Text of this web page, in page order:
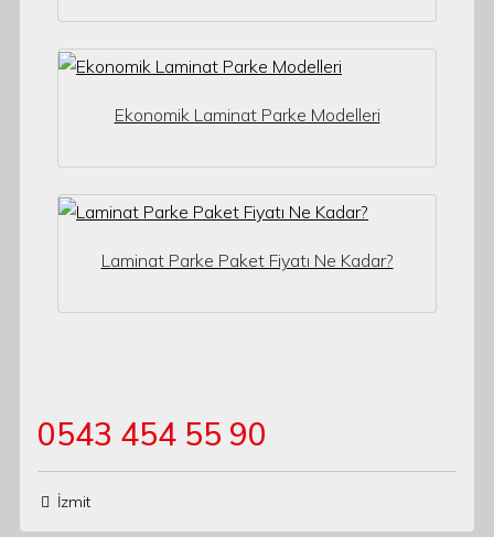
Ekonomik Laminat Parke Modelleri
Laminat Parke Paket Fiyatı Ne Kadar?
0543 454 55 90
İzmit